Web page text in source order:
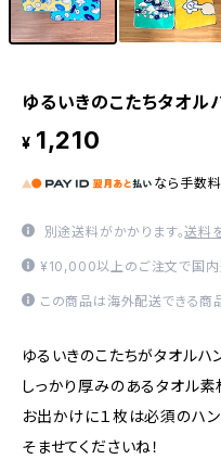
ゆるいきのこたちタオル
¥ 1,210
なら 手数
別途送料がかかります。送料
¥10,000以上のご注文で国内
この商品は海外配送できる商
ゆるいきのこたちがタオルハ
しっかり厚みのあるタオル素
お出かけに１枚は必須のハ
そませてくださいね！